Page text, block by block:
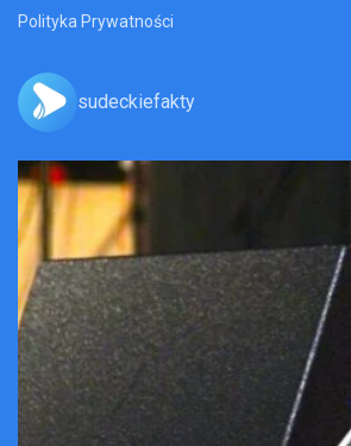
Polityka Prywatności
sudeckiefakty